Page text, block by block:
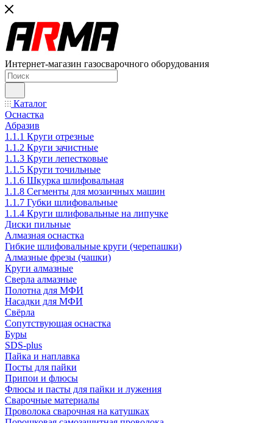
Интернет-магазин газосварочного оборудования
Каталог
Оснастка
Абразив
1.1.1 Круги отрезные
1.1.2 Круги зачистные
1.1.3 Круги лепестковые
1.1.5 Круги точильные
1.1.6 Шкурка шлифовальная
1.1.8 Сегменты для мозаичных машин
1.1.7 Губки шлифовальные
1.1.4 Круги шлифовальные на липучке
Диски пильные
Алмазная оснастка
Гибкие шлифовальные круги (черепашки)
Алмазные фрезы (чашки)
Круги алмазные
Сверла алмазные
Полотна для МФИ
Насадки для МФИ
Свёрла
Сопутствующая оснастка
Буры
SDS-plus
Пайка и наплавка
Посты для пайки
Припои и флюсы
Флюсы и пасты для пайки и лужения
Сварочные материалы
Проволока сварочная на катушках